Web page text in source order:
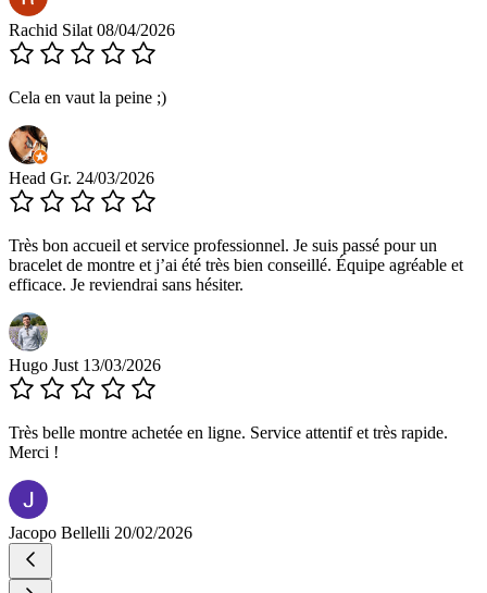
Rachid Silat 08/04/2026
Cela en vaut la peine ;)
Head Gr. 24/03/2026
Très bon accueil et service professionnel. Je suis passé pour un
bracelet de montre et j’ai été très bien conseillé. Équipe agréable et
efficace. Je reviendrai sans hésiter.
Hugo Just 13/03/2026
Très belle montre achetée en ligne. Service attentif et très rapide.
Merci !
Jacopo Bellelli 20/02/2026